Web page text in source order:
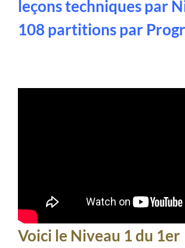
leçons techniques par
108 partitions par
Voici le Niveau 1 du 1er